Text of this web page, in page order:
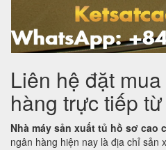
Liên hệ đặt
hàng trực tiếp
Nhà máy sản xuất tủ hồ sơ cao
ngân hàng hiện nay là địa chỉ sản